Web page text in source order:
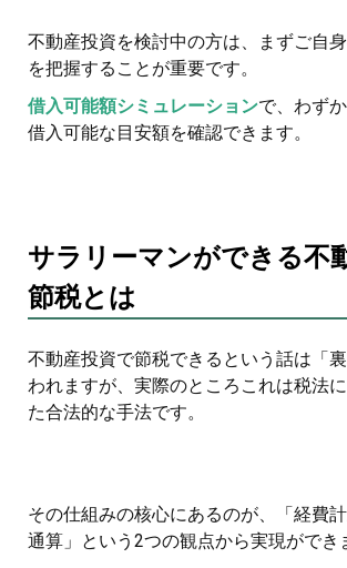
不動産投資を検討中の方は、まずご自
を把握することが重要です。
借入可能額シミュレーションで、わず
借入可能な目安額を確認できます。
サラリーマンができる不
節税とは
不動産投資で節税できるという話は「
われますが、実際のところこれは税法
た合法的な手法です。
その仕組みの核心にあるのが、「経費
通算」という2つの観点から実現ができ